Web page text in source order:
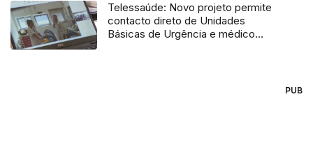
Telessaúde: Novo projeto permite
contacto direto de Unidades
Básicas de Urgência e médico
PUB